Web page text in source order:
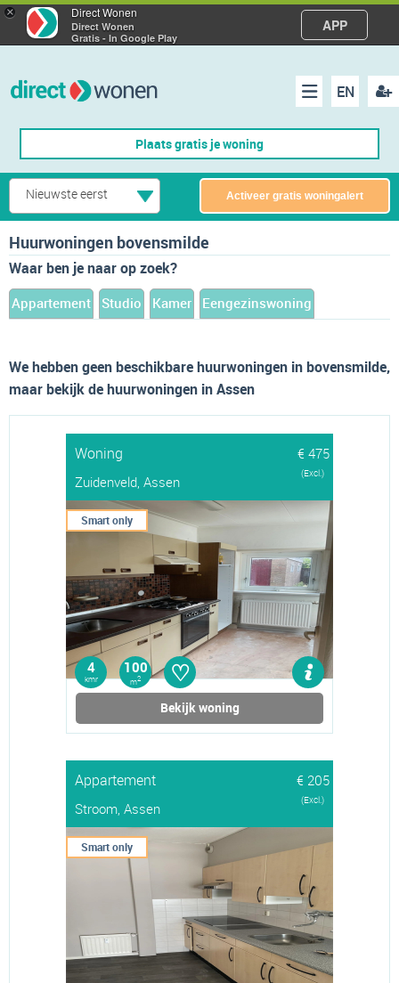
× Direct Wonen
Direct Wonen
Gratis - In Google Play
APP
EN
Menu
Plaats gratis je woning
Nieuwste eerst Activeer gratis woningalert
Huurwoningen bovensmilde
Waar ben je naar op zoek?
Appartement Studio Kamer Eengezinswoning
We hebben geen beschikbare huurwoningen in bovensmilde,
maar bekijk de huurwoningen in Assen
Woning
€ 475
Zuidenveld, Assen
(Excl.)
Smart only
4
kmr
100
m2 ♡
Bekijk woning
Appartement
€ 205
Stroom, Assen
(Excl.)
Smart only